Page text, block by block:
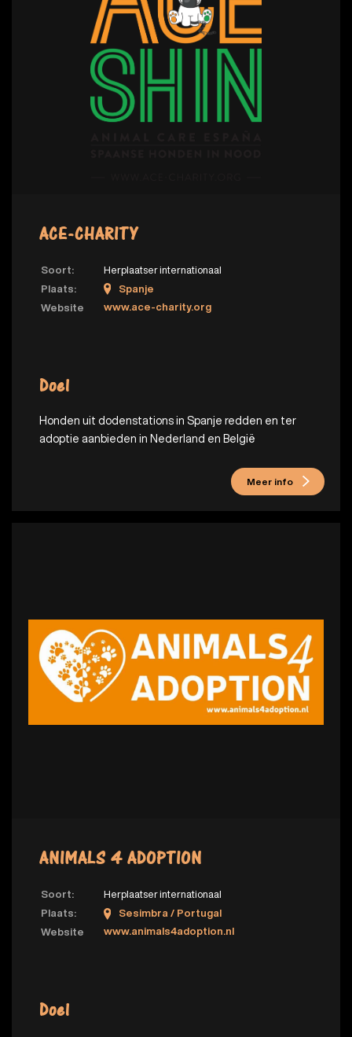
ACE-CHARITY
Soort:
Herplaatser internationaal
Plaats:
Spanje
Website
www.ace-charity.org
Doel
Honden uit dodenstations in Spanje redden en ter
adoptie aanbieden in Nederland en België
Meer info
ANIMALS 4 ADOPTION
Soort:
Herplaatser internationaal
Plaats:
Sesimbra / Portugal
Website
www.animals4adoption.nl
Doel